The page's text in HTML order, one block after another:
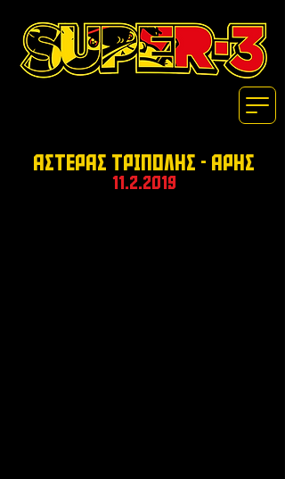
ΑΣΤΕΡΑΣ ΤΡΙΠΟΛΗΣ - ΑΡΗΣ
11.2.2019